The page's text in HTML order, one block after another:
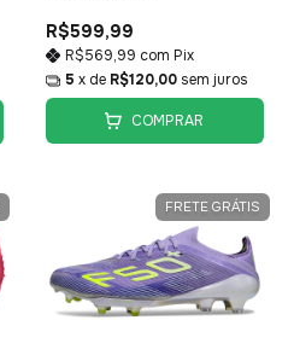
R$599,99
R$569,99 com Pix
5 x de R$120,00 sem juros
COMPRAR
FRETE GRÁTIS